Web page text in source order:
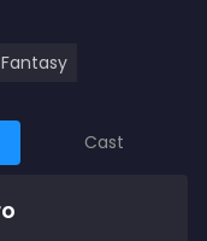
Fantasy
Cast